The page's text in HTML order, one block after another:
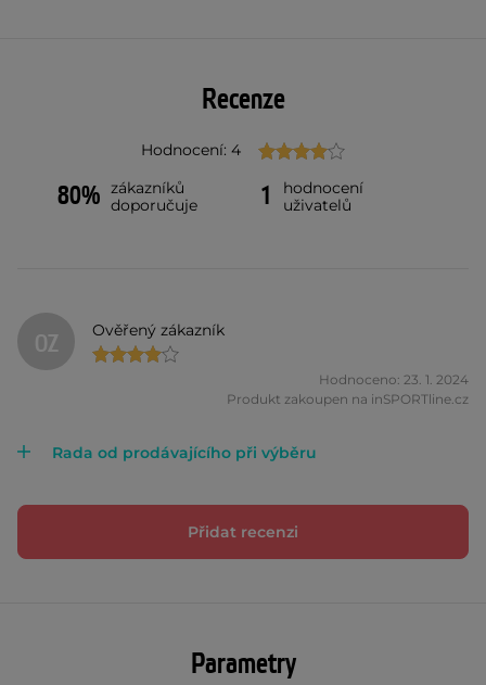
Recenze
Hodnocení: 4
80% zákazníků
doporučuje
1
hodnocení
uživatelů
OZ Ověřený zákazník
Hodnoceno: 23. 1. 2024
Produkt zakoupen na inSPORTline.cz
Rada od prodávajícího při výběru
Přidat recenzi
Parametry